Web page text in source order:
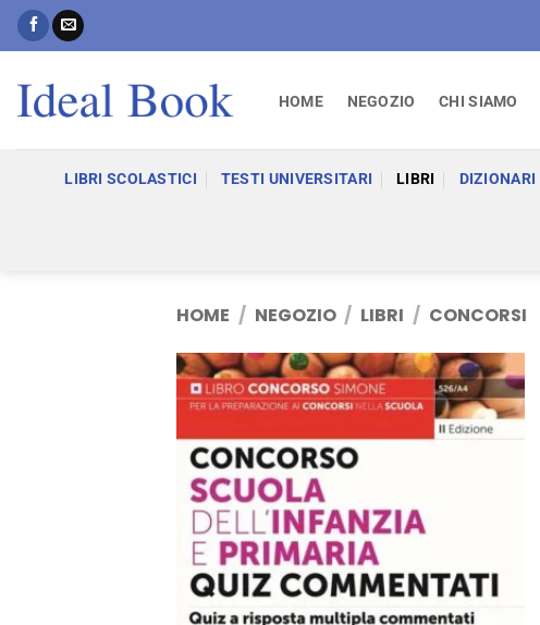
Salta
HOME NEGOZIO CHI SIAMO
LIBRI SCOLASTICI TESTI UNIVERSITARI LIBRI DIZIONARI
HOME / NEGOZIO / LIBRI / CONCORSI